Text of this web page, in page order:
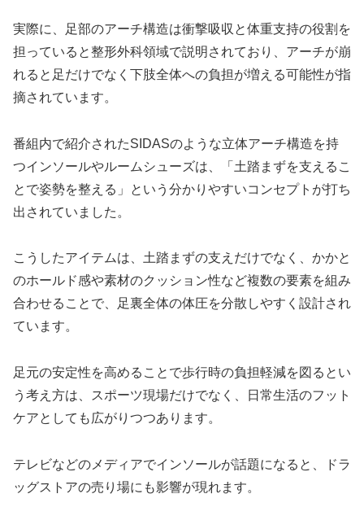
実際に、足部のアーチ構造は衝撃吸収と体重支持の役割を
担っていると整形外科領域で説明されており、アーチが崩
れると足だけでなく下肢全体への負担が増える可能性が指
摘されています。
番組内で紹介されたSIDASのような立体アーチ構造を持
つインソールやルームシューズは、「土踏まずを支えるこ
とで姿勢を整える」という分かりやすいコンセプトが打ち
出されていました。
こうしたアイテムは、土踏まずの支えだけでなく、かかと
のホールド感や素材のクッション性など複数の要素を組み
合わせることで、足裏全体の体圧を分散しやすく設計され
ています。
足元の安定性を高めることで歩行時の負担軽減を図るとい
う考え方は、スポーツ現場だけでなく、日常生活のフット
ケアとしても広がりつつあります。
テレビなどのメディアでインソールが話題になると、ドラ
ッグストアの売り場にも影響が現れます。